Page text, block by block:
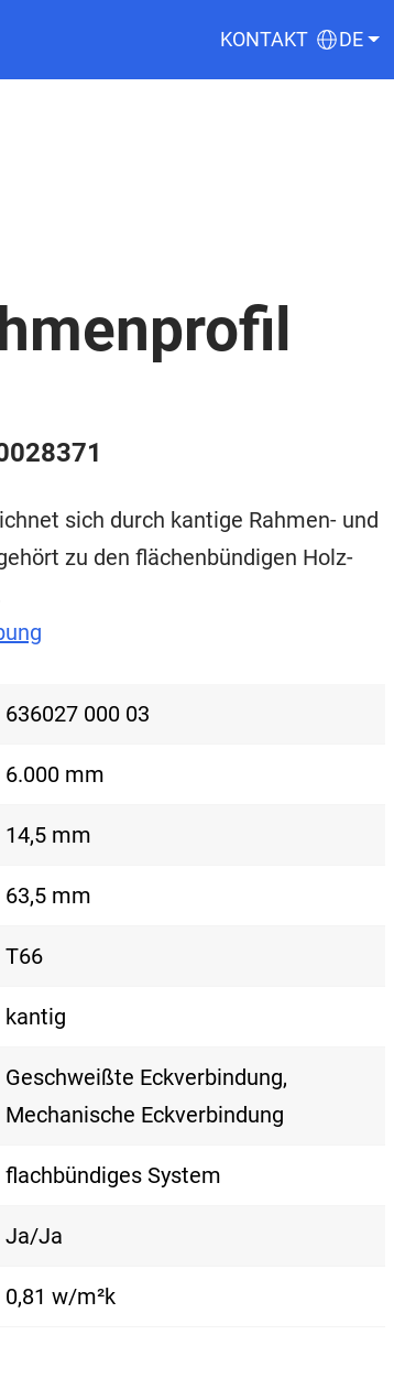
KONTAKT DE
sich durch kantige Rahmen- und
zu den flächenbündigen Holz-
636027 000 03
6.000 mm
14,5 mm
63,5 mm
T66
kantig
Geschweißte Eckverbindung,
Mechanische Eckverbindung
flachbündiges System
Ja/Ja
0,81 w/m²k